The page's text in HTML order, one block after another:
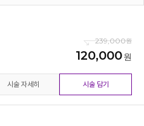
239,000
120,000
시술 자세히 시술 담기